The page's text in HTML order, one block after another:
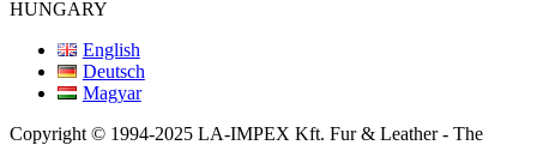
HUNGARY
English
Deutsch
Magyar
Copyright © 1994-2025 LA-IMPEX Kft. Fur & Leather - The